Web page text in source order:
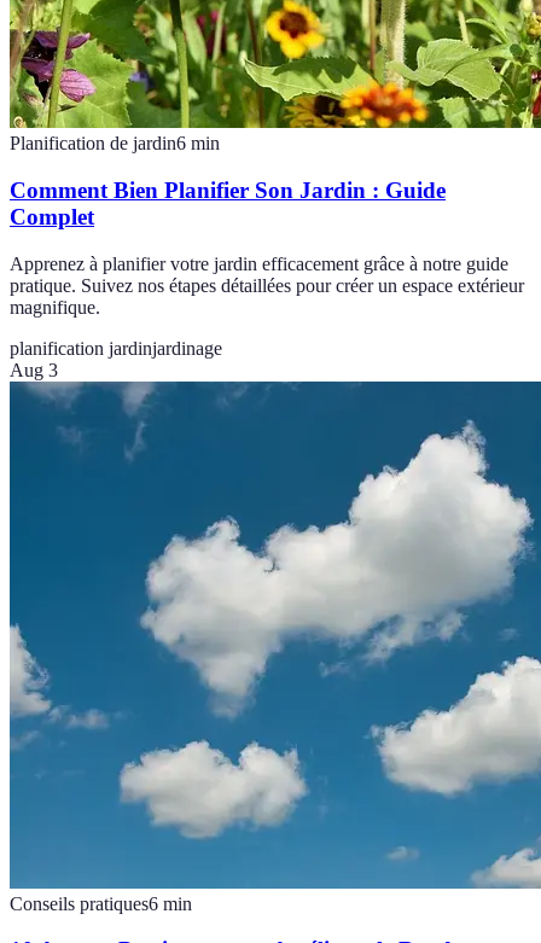
Planification de jardin6 min
Comment Bien Planifier Son Jardin : Guide
Complet
Apprenez à planifier votre jardin efficacement grâce à notre guide
pratique. Suivez nos étapes détaillées pour créer un espace extérieur
magnifique.
planification jardinjardinage
Aug 3
Conseils pratiques6 min